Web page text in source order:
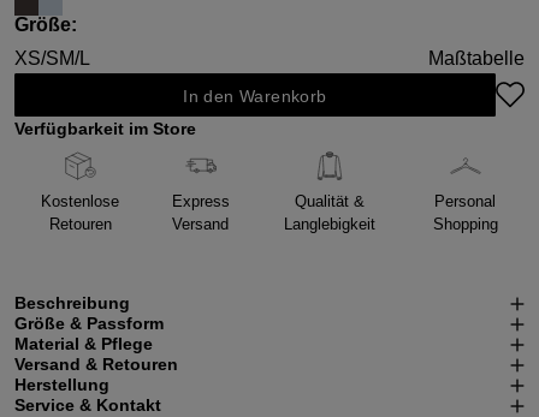
Größeauswählen
:
XS/SM/L Maßtabelle
In den Warenkorb
Verfügbarkeit im Store
Kostenlose
Retouren
Express
Versand
Qualität &
Langlebigkeit
Personal
Shopping
Beschreibung
Größe & Passform
Material & Pflege
Versand & Retouren
Herstellung
Service & Kontakt